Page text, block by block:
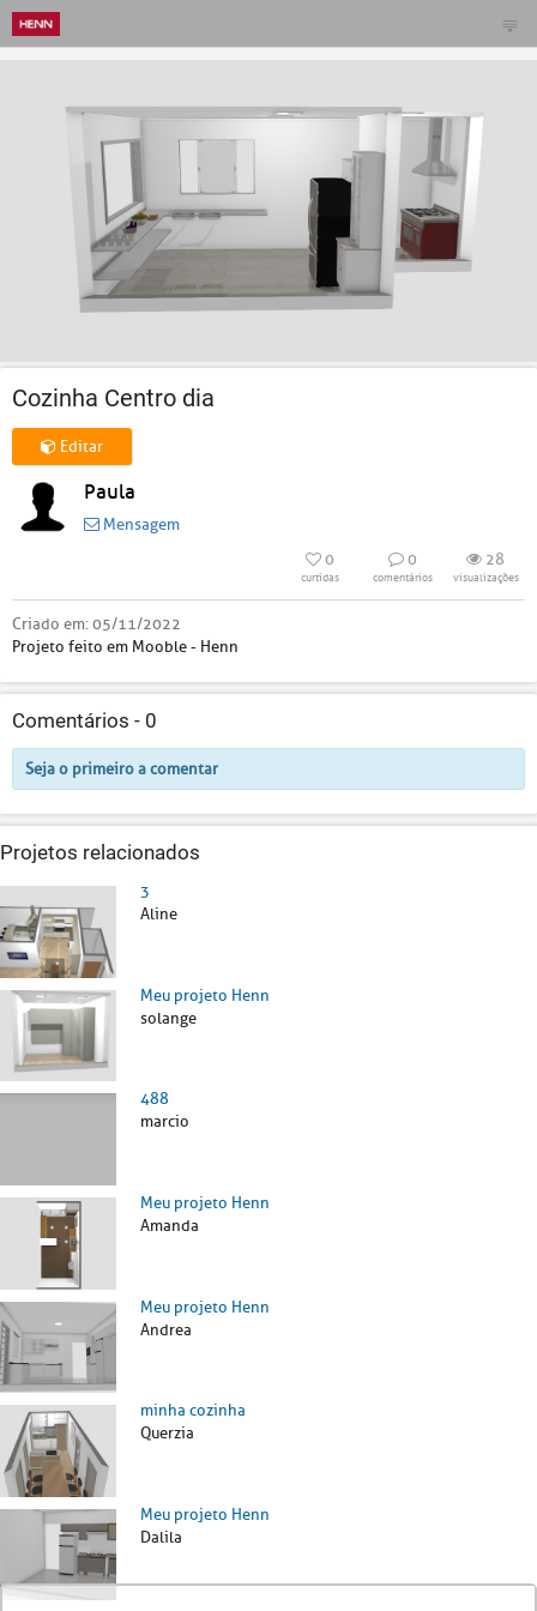
Cozinha Centro dia
Editar
Paula
Mensagem
0
curtidas
0
comentários
28
visualizações
Criado em:05/11/2022
Projeto feito em Mooble - Henn
Comentários - 0
Seja o primeiro a comentar
Projetos relacionados
3
Aline
Meu projeto Henn
solange
488
marcio
Meu projeto Henn
Amanda
Meu projeto Henn
Andrea
minha cozinha
Querzia
Meu projeto Henn
Dalila